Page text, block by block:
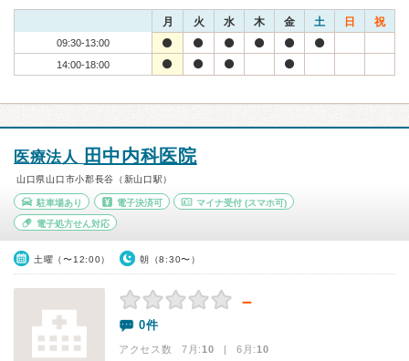
月 火 水 木 金 土 日 祝
09:30-13:00
14:00-18:00
医療法人 田中内科医院
山口県山口市小郡長谷（新山口駅）
駐車場あり 電子決済可 マイナ受付 (スマホ可)
電子処方せん対応
土曜（〜12:00） 朝（8:30〜）
－
0件
アクセス数 7月:10 | 6月:10